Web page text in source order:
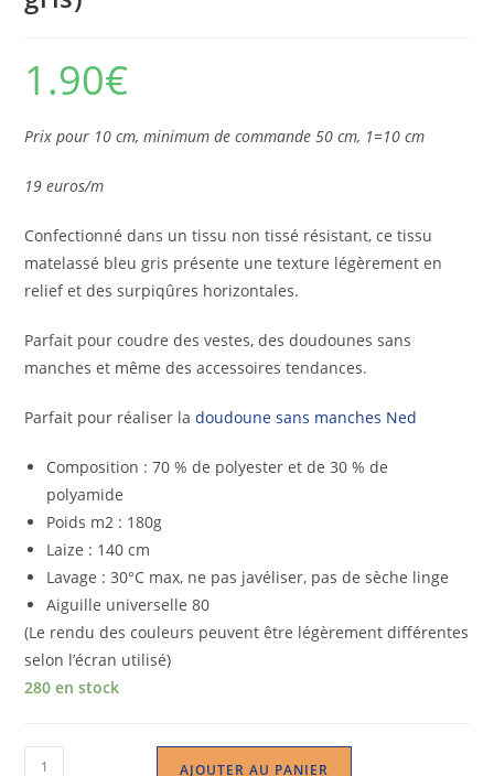
1.90€
Prix pour 10 cm, minimum de commande 50 cm, 1=10 cm
19 euros/m
Confectionné dans un tissu non tissé résistant, ce tissu
matelassé bleu gris présente une texture légèrement en
relief et des surpiqûres horizontales.
Parfait pour coudre des vestes, des doudounes sans
manches et même des accessoires tendances.
Parfait pour réaliser ladoudoune sans manches Ned
Composition : 70 % de polyester et de 30 % de
polyamide
Poids m2 : 180g
Laize : 140 cm
Lavage : 30°C max, ne pas javéliser, pas de sèche linge
Aiguille universelle 80
(Le rendu des couleurs peuvent être légèrement différentes
selon l’écran utilisé)
280 en stock
AJOUTER AU PANIER